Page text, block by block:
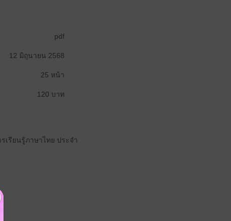
pdf
12 มิถุนายน 2568
25 หน้า
120 บาท
เรียนรู้ภาษาไทย ประจำ